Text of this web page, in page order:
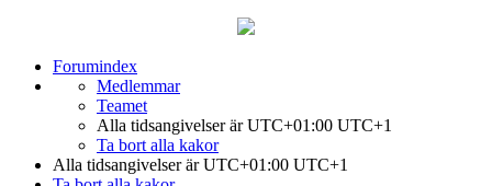
Forumindex
Medlemmar
Teamet
Alla tidsangivelser är UTC+01:00 UTC+1
Ta bort alla kakor
Alla tidsangivelser är UTC+01:00 UTC+1